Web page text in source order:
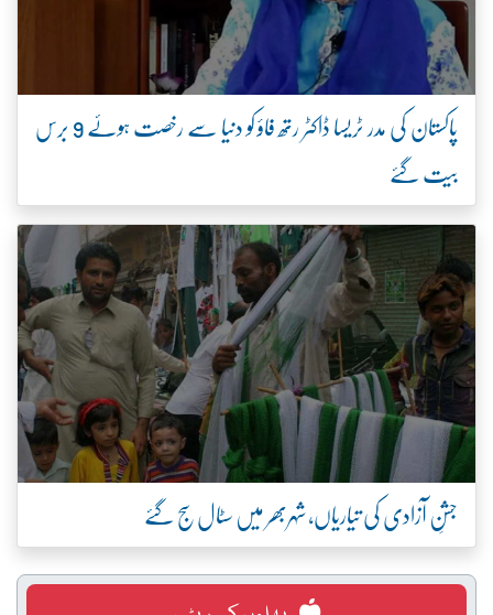
پاکستان کی مدر ٹریسا ڈاکٹر رتھ فاؤ کو دنیا سے رخصت ہوئے 9 برس
بیت گئے
جشنِ آزادی کی تیاریاں، شہربھر میں سٹال سج گئے